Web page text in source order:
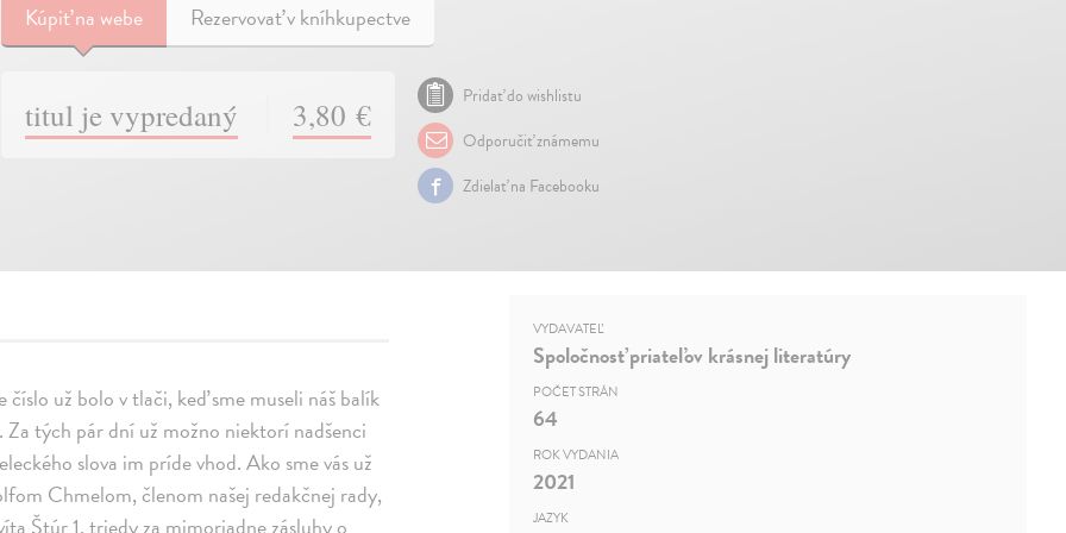
Kúpiťna webe Rezervovať v kníhkupectve
titul je vypredaný 3,80 €
Pridať do wishlistu
Odporučiť známemu
Zdielať na Facebooku
už bolo v tlači, keď sme museli náš balík
tých pár dní už možno niektorí nadšenci
slova im príde vhod. Ako sme vás už
Chmelom, členom našej redakčnej rady,
Štúr 1. triedy za mimoriadne zásluhy o
VYDAVATEĽ
Spoločnosť priateľov krásnej literatúry
POČET STRÁN
64
ROK VYDANIA
2021
JAZYK